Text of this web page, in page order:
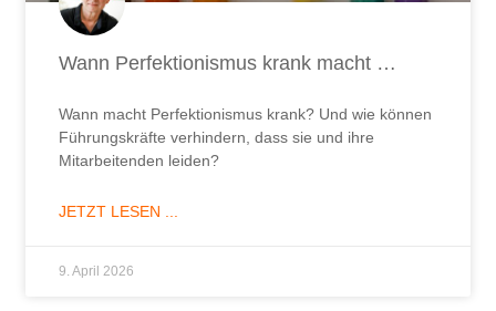
Wann Perfektionismus krank macht …
Wann macht Perfektionismus krank? Und wie können
Führungskräfte verhindern, dass sie und ihre
Mitarbeitenden leiden?
JETZT LESEN ...
9. April 2026